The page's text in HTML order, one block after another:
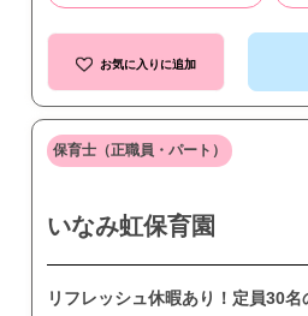
お気に入りに追加
保育士（正職員・パート）
いなみ虹保育園
リフレッシュ休暇あり！定員30名